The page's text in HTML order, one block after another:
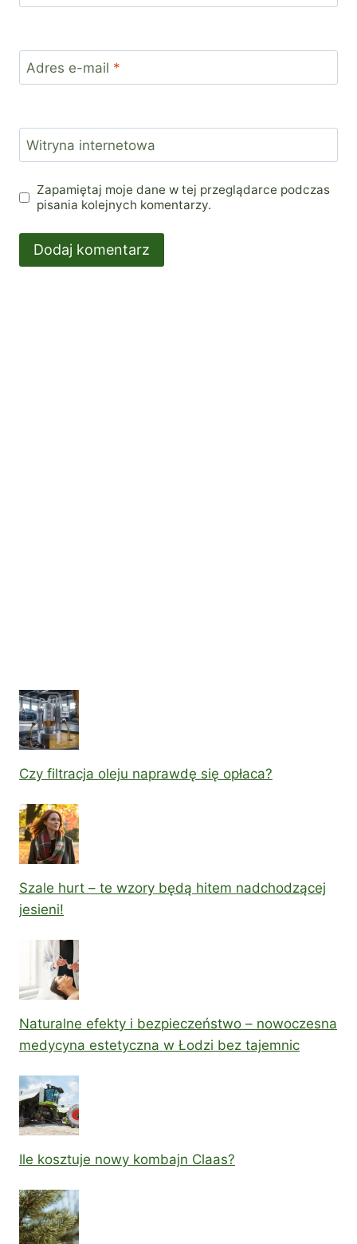
Adres e-mail *
Witryna internetowa
Zapamiętaj moje dane w tej przeglądarce podczas
pisania kolejnych komentarzy.
Czy filtracja oleju naprawdę się opłaca?
Szale hurt – te wzory będą hitem nadchodzącej
jesieni!
Naturalne efekty i bezpieczeństwo – nowoczesna
medycyna estetyczna w Łodzi bez tajemnic
Ile kosztuje nowy kombajn Claas?